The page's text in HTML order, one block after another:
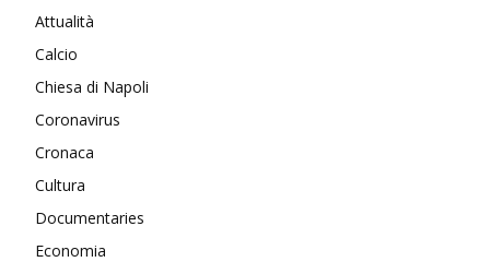
Attualità
Calcio
Chiesa di Napoli
Coronavirus
Cronaca
Cultura
Documentaries
Economia